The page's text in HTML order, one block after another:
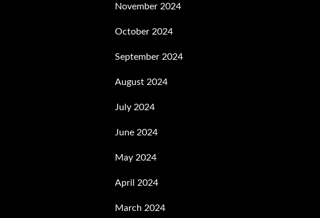
November 2024
October 2024
September 2024
August 2024
July 2024
June 2024
May 2024
April 2024
March 2024